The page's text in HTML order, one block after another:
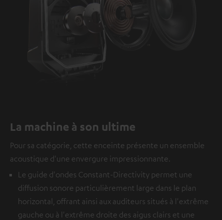
La machine à son ultime
Pour sa catégorie, cette enceinte présente un ensemble
acoustique d'une envergure impressionnante.
Le guide d'ondes Constant-Directivity permet une
diffusion sonore particulièrement large dans le plan
horizontal, offrant ainsi aux auditeurs situés à l'extrême
gauche ou à l'extrême droite des aigus clairs et une